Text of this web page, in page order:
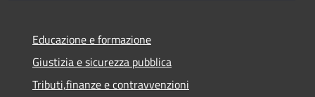
Educazione e formazione
Giustizia e sicurezza pubblica
Tributi,finanze e contravvenzioni